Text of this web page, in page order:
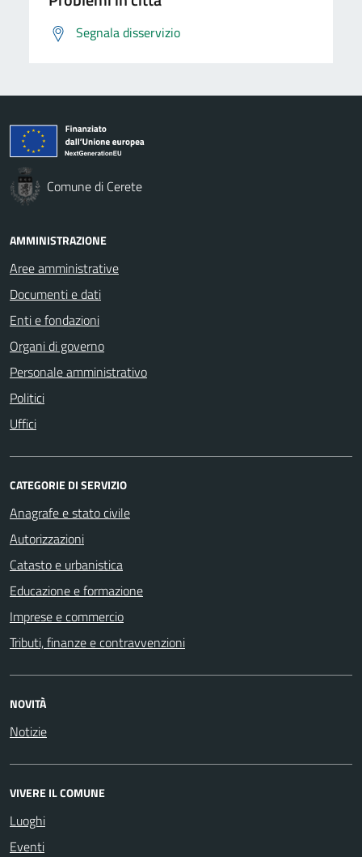
Segnala disservizio
Comune di Cerete
AMMINISTRAZIONE
Aree amministrative
Documenti e dati
Enti e fondazioni
Organi di governo
Personale amministrativo
Politici
Uffici
CATEGORIE DI SERVIZIO
Anagrafe e stato civile
Autorizzazioni
Catasto e urbanistica
Educazione e formazione
Imprese e commercio
Tributi, finanze e contravvenzioni
NOVITÀ
Notizie
VIVERE IL COMUNE
Luoghi
Eventi